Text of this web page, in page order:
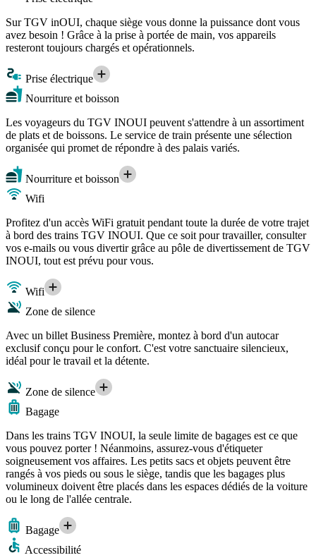
Sur TGV inOUI, chaque siège vous donne la puissance dont vous
avez besoin ! Grâce à la prise à portée de main, vos appareils
resteront toujours chargés et opérationnels.
Prise électrique
Nourriture et boisson
Les voyageurs du TGV INOUI peuvent s'attendre à un assortiment
de plats et de boissons. Le service de train présente une sélection
organisée qui promet de répondre à des palais variés.
Nourriture et boisson
Wifi
Profitez d'un accès WiFi gratuit pendant toute la durée de votre trajet
à bord des trains TGV INOUI. Que ce soit pour travailler, consulter
vos e-mails ou vous divertir grâce au pôle de divertissement de TGV
INOUI, tout est prévu pour vous.
Wifi
Zone de silence
Avec un billet Business Première, montez à bord d'un autocar
exclusif conçu pour le confort. C'est votre sanctuaire silencieux,
idéal pour le travail et la détente.
Zone de silence
Bagage
Dans les trains TGV INOUI, la seule limite de bagages est ce que
vous pouvez porter ! Néanmoins, assurez-vous d'étiqueter
soigneusement vos affaires. Les petits sacs et objets peuvent être
rangés à vos pieds ou sous le siège, tandis que les bagages plus
volumineux doivent être placés dans les espaces dédiés de la voiture
ou le long de l'allée centrale.
Bagage
Accessibilité